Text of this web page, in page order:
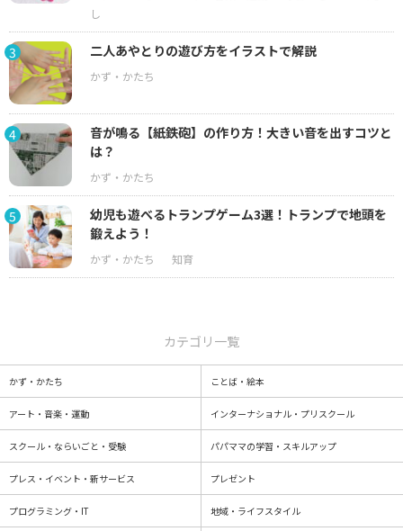
3 二人あやとりの遊び方をイラストで解説
4
音が鳴る【紙鉄砲】の作り方！大きい音を出すコツと
は？
5
幼児も遊べるトランプゲーム3選！トランプで地頭を
鍛えよう！
カテゴリ一覧
かず・かたち ことば・絵本
アート・音楽・運動 インターナショナル・プリスクール
スクール・ならいごと・受験 パパママの学習・スキルアップ
プレス・イベント・新サービス プレゼント
プログラミング・IT 地域・ライフスタイル